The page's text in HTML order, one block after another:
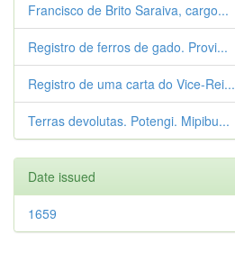
Francisco de Brito Saraiva, cargo...
Registro de ferros de gado. Provi...
Registro de uma carta do Vice-Rei...
Terras devolutas. Potengi. Mipibu...
Date issued
1659